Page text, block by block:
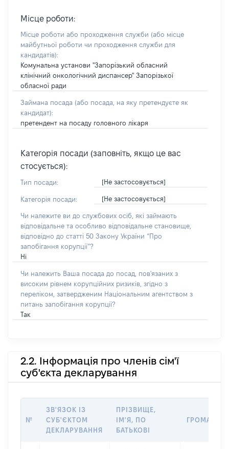
Місце роботи:
Місце роботи або проходження служби (або місце
майбутньої роботи чи проходження служби для
кандидатів):
Комунальна установи "Запорізький обласний
клінічний онкологічний диспансер" Запорізької
обласної ради
Займана посада (або посада, на яку претендуєте як
кандидат):
претендент на посаду головного лікаря
Категорія посади (заповніть, якщо це вас
стосується):
Тип посади: [Не застосовується]
Категорія посади: [Не застосовується]
Чи належите ви до службових осіб, які займають
відповідальне та особливо відповідальне становище,
відповідно до статті 50 Закону України “Про
запобігання корупції”?
Ні
Чи належить Ваша посада до посад, пов'язаних з
високим рівнем корупційних ризиків, згідно з
переліком, затвердженим Національним агентством з
питань запобігання корупції?
Так
2.2. Інформація про членів сім'ї
суб'єкта декларування
№
ЗВ'ЯЗОК ІЗ
СУБ'ЄКТОМ
ДЕКЛАРУВАННЯ
ПРІЗВИЩЕ,
ІМ'Я, ПО
БАТЬКОВІ